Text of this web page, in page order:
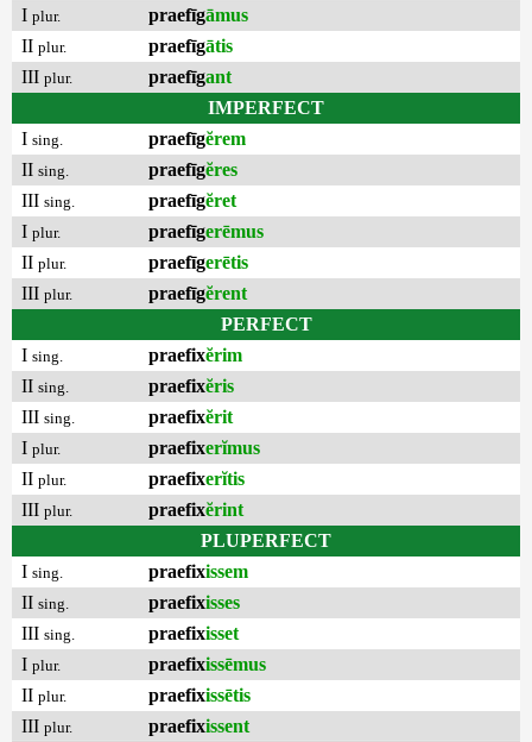
I plur. praefīgāmus
II plur. praefīgātis
III plur. praefīgant
IMPERFECT
I sing. praefīgĕrem
II sing. praefīgĕres
III sing. praefīgĕret
I plur. praefīgerēmus
II plur. praefīgerētis
III plur. praefīgĕrent
PERFECT
I sing. praefixĕrim
II sing. praefixĕris
III sing. praefixĕrit
I plur. praefixerĭmus
II plur. praefixerĭtis
III plur. praefixĕrint
PLUPERFECT
I sing. praefixissem
II sing. praefixisses
III sing. praefixisset
I plur. praefixissēmus
II plur. praefixissētis
III plur. praefixissent